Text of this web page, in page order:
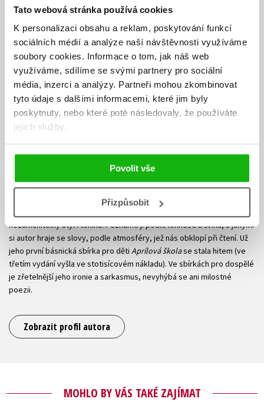
Tato webová stránka používá cookies
K personalizaci obsahu a reklam, poskytování funkcí
sociálních médií a analýze naší návštěvnosti využíváme
soubory cookies. Informace o tom, jak náš web
využíváme, sdílíme se svými partnery pro sociální
média, inzerci a analýzy. Partneři mohou zkombinovat
tyto údaje s dalšími informacemi, které jim byly
poskytnuty, nebo které poté následovaly, že používáte
jejich služby.
Povolit vše
Přizpůsobit
Jiří Žáček
nezaměnitelný styl i tóninu. Poznáme ji podle lehkosti a švihu, s jakými
si autor hraje se slovy, podle atmosféry, jež nás obklopí při čtení. Už
jeho první básnická sbírka pro děti Aprílová školase stala hitem (ve
třetím vydání vyšla ve stotisícovém nákladu). Ve sbírkách pro dospělé
je zřetelnější jeho ironie a sarkasmus, nevyhýbá se ani milostné
poezii.
Zobrazit profil autora
MOHLO BY VÁS TAKÉ ZAJÍMAT